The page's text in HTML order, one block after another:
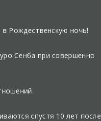
Рождественскую ночь!
Сенба при совершенно
спустя 10 лет после